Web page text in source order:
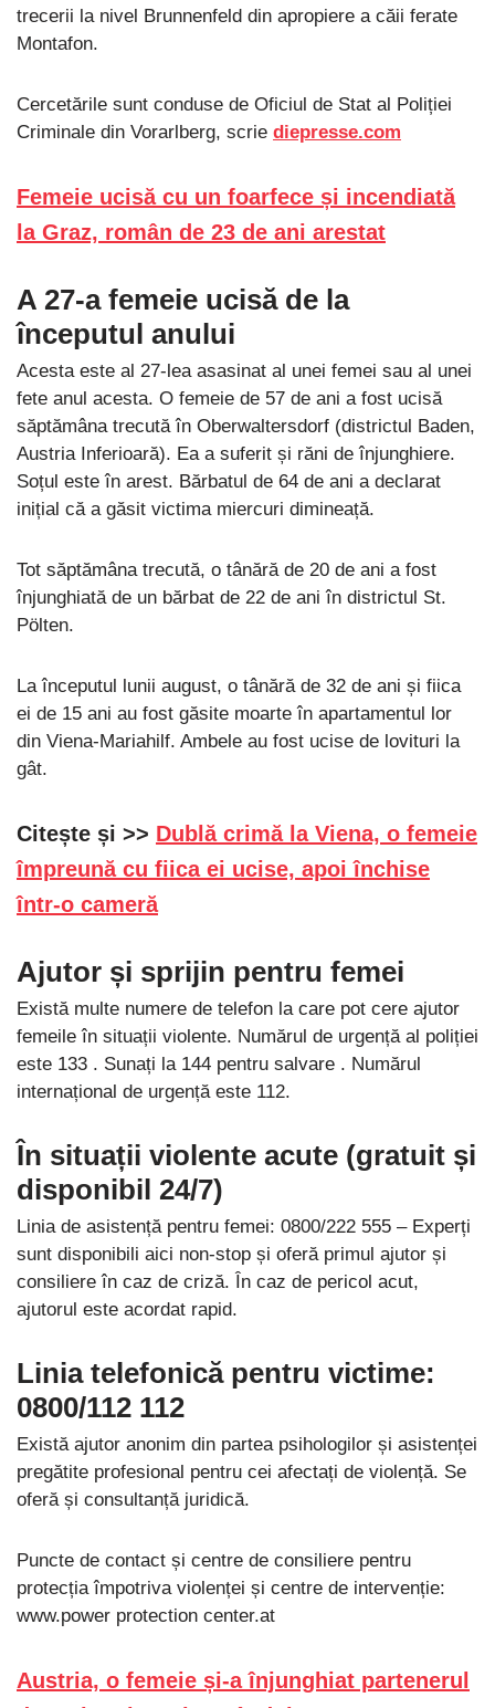
trecerii la nivel Brunnenfeld din apropiere a căii ferate
Montafon.
Cercetările sunt conduse de Oficiul de Stat al Poliției
Criminale din Vorarlberg, scrie diepresse.com
Femeie ucisă cu un foarfece și incendiată
la Graz, român de 23 de ani arestat
A 27-a femeie ucisă de la
începutul anului
Acesta este al 27-lea asasinat al unei femei sau al unei
fete anul acesta. O femeie de 57 de ani a fost ucisă
săptămâna trecută în Oberwaltersdorf (districtul Baden,
Austria Inferioară). Ea a suferit și răni de înjunghiere.
Soțul este în arest. Bărbatul de 64 de ani a declarat
inițial că a găsit victima miercuri dimineață.
Tot săptămâna trecută, o tânără de 20 de ani a fost
înjunghiată de un bărbat de 22 de ani în districtul St.
Pölten.
La începutul lunii august, o tânără de 32 de ani și fiica
ei de 15 ani au fost găsite moarte în apartamentul lor
din Viena-Mariahilf. Ambele au fost ucise de lovituri la
gât.
Citește și >> Dublă crimă la Viena, o femeie
împreună cu fiica ei ucise, apoi închise
într-o cameră
Ajutor și sprijin pentru femei
Există multe numere de telefon la care pot cere ajutor
femeile în situații violente. Numărul de urgență al poliției
este 133 . Sunați la 144 pentru salvare . Numărul
internațional de urgență este 112.
În situații violente acute (gratuit și
disponibil 24/7)
Linia de asistență pentru femei: 0800/222 555 – Experți
sunt disponibili aici non-stop și oferă primul ajutor și
consiliere în caz de criză. În caz de pericol acut,
ajutorul este acordat rapid.
Linia telefonică pentru victime:
0800/112 112
Există ajutor anonim din partea psihologilor și asistenței
pregătite profesional pentru cei afectați de violență. Se
oferă și consultanță juridică.
Puncte de contact și centre de consiliere pentru
protecția împotriva violenței și centre de intervenție:
www.power protection center.at
Austria, o femeie și-a înjunghiat partenerul